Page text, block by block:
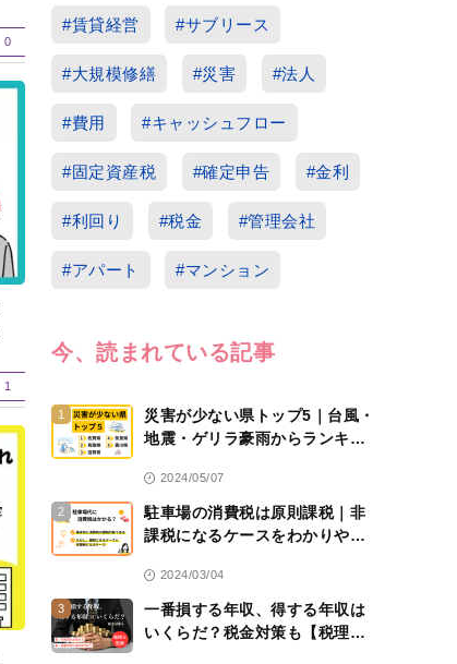
0
1
#賃貸経営 #サブリース
#大規模修繕 #災害 #法人
#費用 #キャッシュフロー
#固定資産税 #確定申告 #金利
#利回り #税金 #管理会社
#アパート #マンション
今、読まれている記事
1
災害が少ない県トップ5｜台風・
地震・ゲリラ豪雨からランキン
2024/05/07
2
駐車場の消費税は原則課税｜非
課税になるケースをわかりやす
2024/03/04
3
一番損する年収、得する年収は
いくらだ？税金対策も【税理士